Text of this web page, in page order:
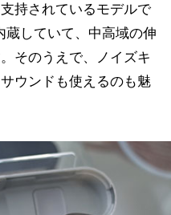
持されているモデルで
していて、中高域の伸
そのうえで、ノイズキ
ウンドも使えるのも魅